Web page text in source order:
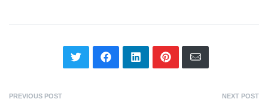
PREVIOUS POST NEXT POST